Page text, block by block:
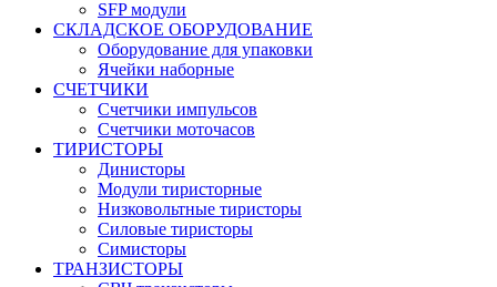
SFP модули
СКЛАДСКОЕ ОБОРУДОВАНИЕ
Оборудование для упаковки
Ячейки наборные
СЧЕТЧИКИ
Счетчики импульсов
Счетчики моточасов
ТИРИСТОРЫ
Динисторы
Модули тиристорные
Низковольтные тиристоры
Силовые тиристоры
Симисторы
ТРАНЗИСТОРЫ